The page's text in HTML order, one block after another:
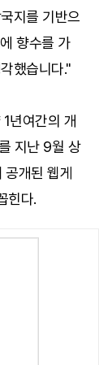
지를 기반으
향수를 가
했습니다."
년여간의 개
지난 9월 상
개된 웹게
힌다.